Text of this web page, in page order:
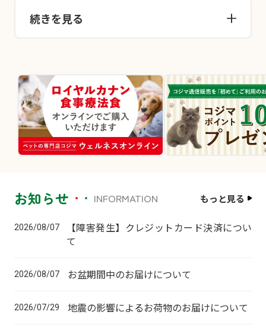
続きを見る
お知らせ INFORMATION もっと見る
2026/08/07
【障害発生】クレジットカード決済につい
て
2026/08/07 お盆期間中のお届けについて
2026/07/29 地震の影響によるお荷物のお届けについて